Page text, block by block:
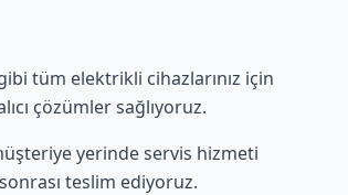
tüm elektrikli cihazlarınız için
çözümler sağlıyoruz.
yerinde servis hizmeti
teslim ediyoruz.